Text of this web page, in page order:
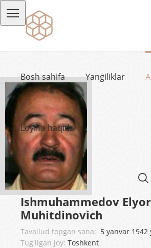
Bosh sahifa Yangiliklar
Loyiha haqida
Ishmuhammedov Elyor
Muhitdinovich
Tavallud topgan sana: 5 yanvar 1942
Tug'ilgan joy: Toshkent